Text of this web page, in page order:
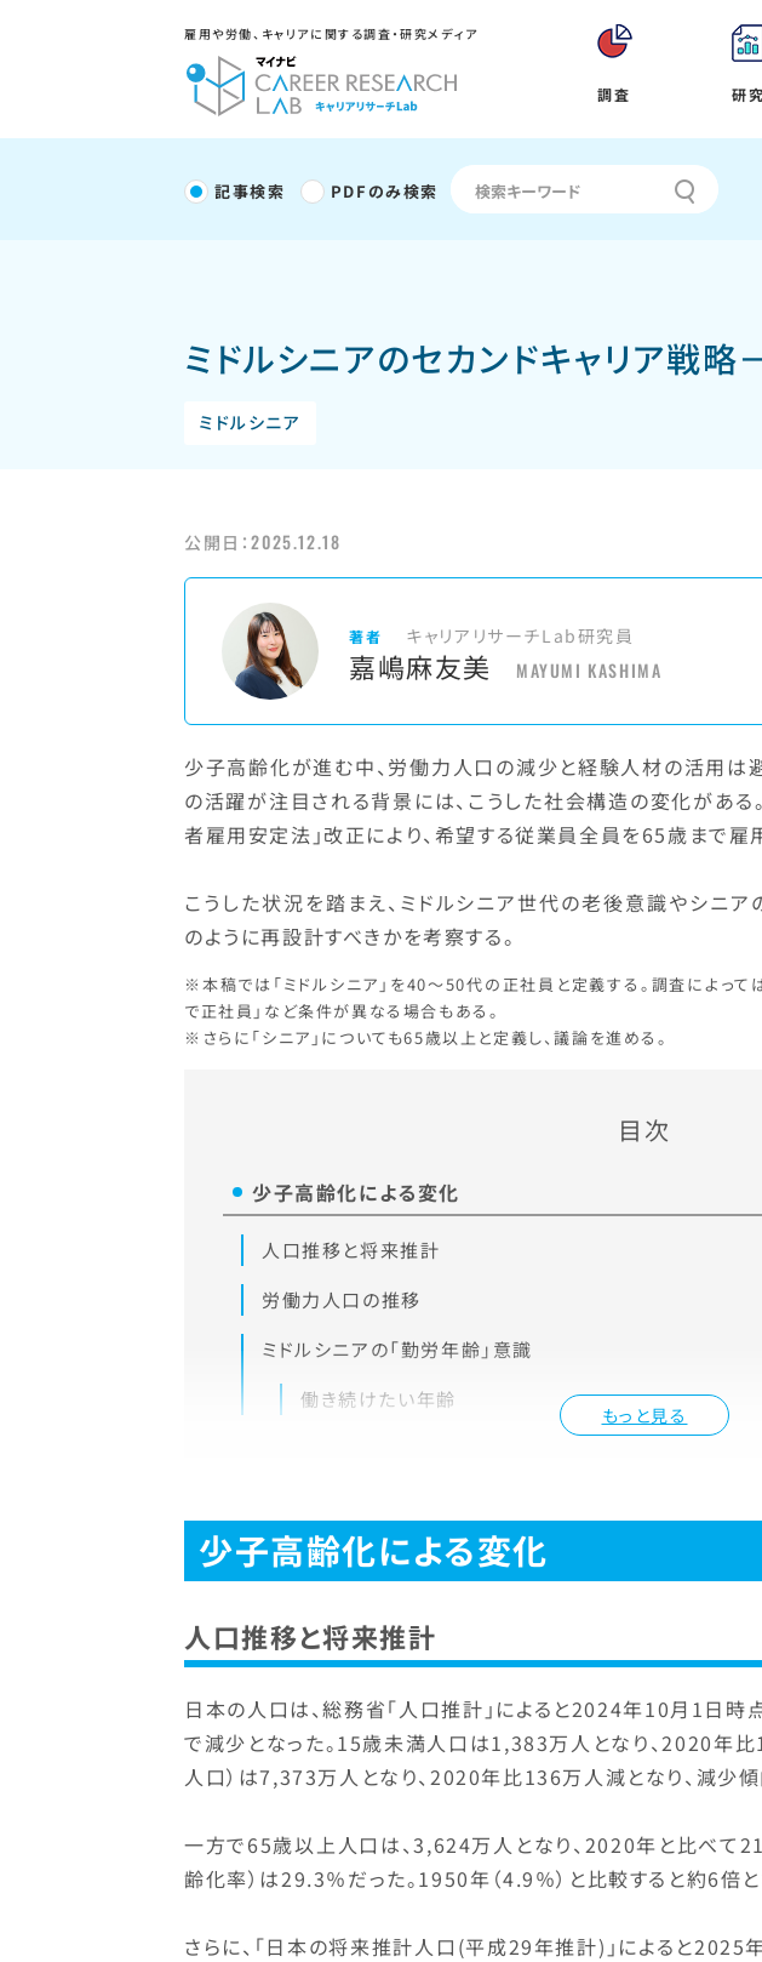
雇用や労働、キャリアに関する調査・研究メディア
調査 研究
記事検索 PDFのみ検索
ミドルシニアのセカンドキャリア戦
ミドルシニア
公開日：2025.12.18
著者 キャリアリサーチLab研究員
嘉嶋麻友美 MAYUMI KASHIMA
少子高齢化が進む中、労働力人口の減少と経験人材の活用は
の活躍が注目される背景には、こうした社会構造の変化がある
者雇用安定法」改正により、希望する従業員全員を65歳まで雇
こうした状況を踏まえ、ミドルシニア世代の老後意識やシニア
のように再設計すべきかを考察する。
※本稿では「ミドルシニア」を40～50代の正社員と定義する。調査によっ
で正社員」など条件が異なる場合もある。
※さらに「シニア」についても65歳以上と定義し、議論を進める。
目次
もっと見る
少子高齢化による変化
人口推移と将来推計
労働力人口の推移
ミドルシニアの「勤労年齢」意識
働き続けたい年齢
少子高齢化による変化
人口推移と将来推計
日本の人口は、総務省「人口推計」によると2024年10月1日
で減少となった。15歳未満人口は1,383万人となり、2020年
人口）は7,373万人となり、2020年比136万人減となり、減少傾
一方で65歳以上人口は、3,624万人となり、2020年と比べて
齢化率）は29.3％だった。1950年（4.9％）と比較すると約6倍と
さらに、「日本の将来推計人口(平成29年推計)」によると